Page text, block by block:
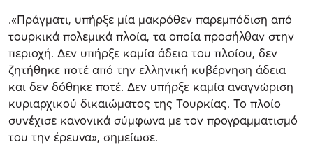
.«Πράγματι, υπήρξε μία μακρόθεν παρεμπόδιση από
τουρκικά πολεμικά πλοία, τα οποία προσήλθαν στην
περιοχή. Δεν υπήρξε καμία άδεια του πλοίου, δεν
ζητήθηκε ποτέ από την ελληνική κυβέρνηση άδεια
και δεν δόθηκε ποτέ. Δεν υπήρξε καμία αναγνώριση
κυριαρχικού δικαιώματος της Τουρκίας. Το πλοίο
συνέχισε κανονικά σύμφωνα με τον προγραμματισμό
του την έρευνα», σημείωσε.